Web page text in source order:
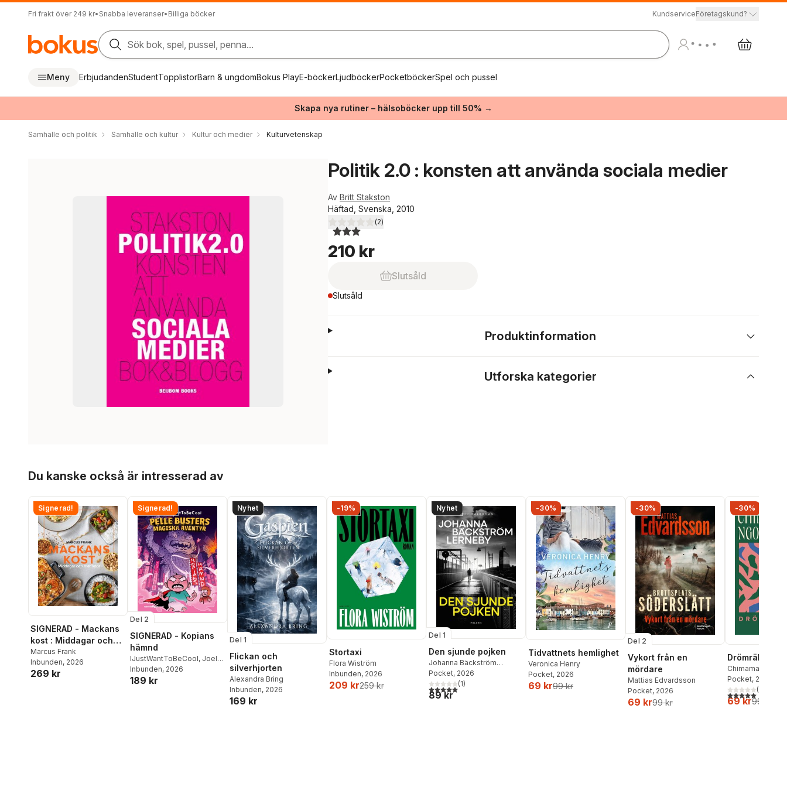
Fri frakt över 249 kr• Snabba leveranser• Billiga böcker KundserviceFöretagskund?
Sök bok, spel, pussel, penna...
Meny ErbjudandenStudentTopplistorBarn & ungdomBokus PlayE-böckerLjudböckerPocketböckerSpel och pussel
Skapa nya rutiner – hälsoböcker upp till 50% →
Samhälle och politik Samhälle och kultur Kultur och medier Kulturvetenskap
Politik 2.0 : konsten att använda sociala medier
Av Britt Stakston
Häftad, Svenska, 2010
3,0utav 5 stjärnor. Totalt antal röster:
(2)
210 kr
Slutsåld
Slutsåld
Produktinformation
Utforska kategorier
Du kanske också är intresserad av
Signerad!
SIGNERAD - Mackans
kost : Middagar och
matlådor
Marcus Frank
Inbunden, 2026
269 kr
Signerad!
Del 2
SIGNERAD - Kopians
hämnd
IJustWantToBeCool, Joel
Adolphson,Emil Ejdemo
Beer ,Victor Beer
Inbunden, 2026
189 kr
Nyhet
Del 1
Flickan och
silverhjorten
Alexandra Bring
Inbunden, 2026
169 kr
-19%
Stortaxi
Flora Wiström
Inbunden, 2026
209 kr259 kr
Nyhet
Del 1
Den sjunde pojken
Johanna Bäckström
Lerneby
Pocket, 2026
5,0utav 5 stjärnor. Totalt antal röster:
(1)
89 kr
-30%
Tidvattnets hemlighet
Veronica Henry
Pocket, 2026
69 kr99 kr
-30%
Del 2
Vykort från en
mördare
Mattias Edvardsson
Pocket, 2026
69 kr99 kr
-30%
Drömräkning
Chimamanda
Pocket, 2026
5,0utav 5(
69 kr99 kr